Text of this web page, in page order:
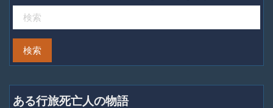
ある行旅死亡人の物語